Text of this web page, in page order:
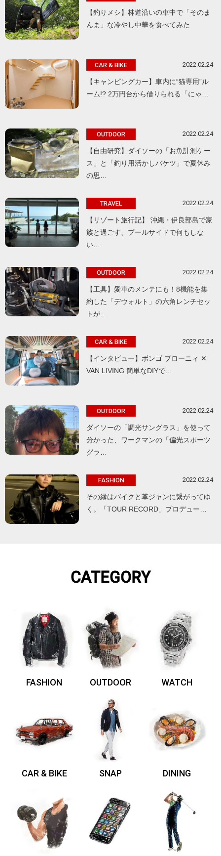
【釣りメシ】林道沿いの車中で「そのま
んま」な冷やし中華を食べてみた
CAR & BIKE 2022.02.24
【キャンピングカー】車内に“猫専用”ル
ーム!? 2万円台から借りられる「にゃ…
OUTDOOR 2022.02.24
【自由研究】ダイソーの「お魚計測ケー
ス」と「釣り用活かしバケツ」で夏休み
の思…
TRAVEL 2022.02.24
【リゾート旅行記】 沖縄・伊良部島で家
族と過ごす、プールサイドで何もしな
い…
OUTDOOR 2022.02.24
【工具】愛車のメンテにも！8機能を集
約した「デウォルト」の六角レンチセッ
トが…
CAR & BIKE 2022.02.24
【インタビュー】ボンゴ ブローニィ ✕
VAN LIVING 簡単なDIYで…
OUTDOOR 2022.02.24
ダイソーの「調光サングラス」を使って
分かった、ワークマンの「偏光スポーツ
グラ…
FASHION 2022.02.24
その縁はバイクと革ジャンに繋がってゆ
く。「TOUR RECORD」プロデュー…
CATEGORY
FASHION OUTDOOR WATCH
CAR & BIKE SNAP DINING